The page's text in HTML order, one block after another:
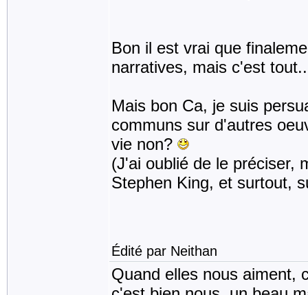
Bon il est vrai que
narratives, mais c'est
Mais bon Ca, je suis
communs sur d'autres
vie non?
(J'ai oublié de le préciser,
Stephen King, et surtout,
Édité par Neithan
Quand elles nous aiment,